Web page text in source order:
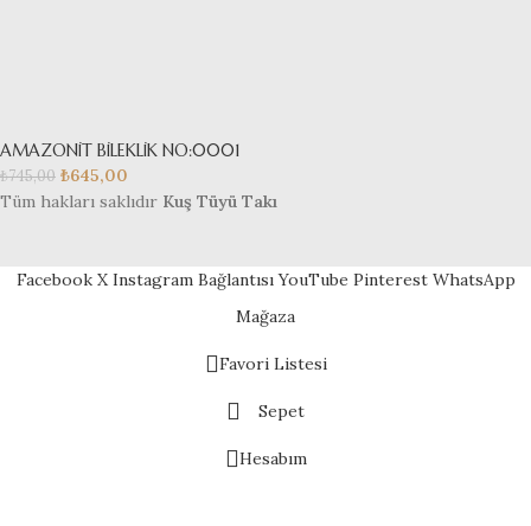
AMAZONİT BİLEKLİK NO:0001
₺745,00 ₺645,00
Tüm hakları saklıdır Kuş Tüyü Takı
Facebook X Instagram Bağlantısı YouTube Pinterest WhatsApp
Mağaza
Favori Listesi
Sepet
Hesabım